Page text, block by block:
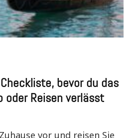
bevor du das
oder Reisen verlässt
vor und reisen Sie